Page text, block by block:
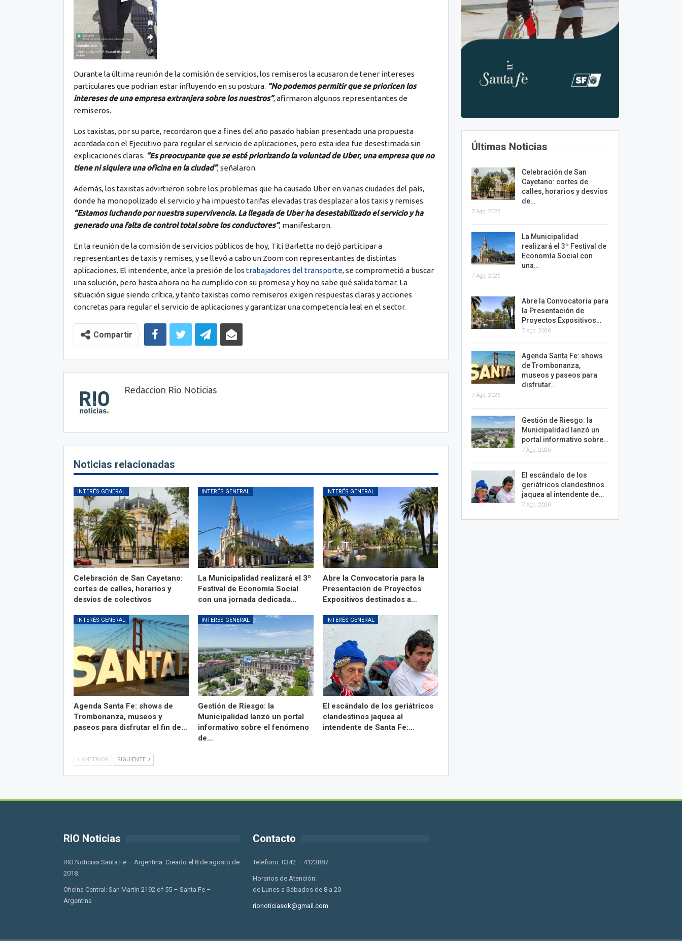
Durante la última reunión de la comisión de servicios, los remiseros la acusaron de tener intereses
particulares que podrían estar influyendo en su postura. “No podemos permitir que se prioricen los
intereses de una empresa extranjera sobre los nuestros”, afirmaron algunos representantes de
remiseros.
Los taxistas, por su parte, recordaron que a fines del año pasado habían presentado una propuesta
acordada con el Ejecutivo para regular el servicio de aplicaciones, pero esta idea fue desestimada sin
explicaciones claras. “Es preocupante que se esté priorizando la voluntad de Uber, una empresa que no
tiene ni siquiera una oficina en la ciudad”, señalaron.
Además, los taxistas advirtieron sobre los problemas que ha causado Uber en varias ciudades del país,
donde ha monopolizado el servicio y ha impuesto tarifas elevadas tras desplazar a los taxis y remises.
“Estamos luchando por nuestra supervivencia. La llegada de Uber ha desestabilizado el servicio y ha
generado una falta de control total sobre los conductores”, manifestaron.
En la reunión de la comisión de servicios públicos de hoy, Titi Barletta no dejó participar a
representantes de taxis y remises, y se llevó a cabo un Zoom con representantes de distintas
aplicaciones. El intendente, ante la presión de los trabajadores del transporte, se comprometió a buscar
una solución, pero hasta ahora no ha cumplido con su promesa y hoy no sabe qué salida tomar. La
situación sigue siendo crítica, y tanto taxistas como remiseros exigen respuestas claras y acciones
concretas para regular el servicio de aplicaciones y garantizar una competencia leal en el sector.
Compartir
Redaccion Rio Noticias
Noticias relacionadas
INTERÉS GENERAL
Celebración de San Cayetano:
cortes de calles, horarios y
desvíos de colectivos
INTERÉS GENERAL
La Municipalidad realizará el 3º
Festival de Economía Social
con una jornada dedicada…
INTERÉS GENERAL
Abre la Convocatoria para la
Presentación de Proyectos
Expositivos destinados a…
INTERÉS GENERAL
Agenda Santa Fe: shows de
Trombonanza, museos y
paseos para disfrutar el fin de…
INTERÉS GENERAL
Gestión de Riesgo: la
Municipalidad lanzó un portal
informativo sobre el fenómeno
de…
INTERÉS GENERAL
El escándalo de los geriátricos
clandestinos jaquea al
intendente de Santa Fe:…
ANTERIOR SIGUIENTE
Últimas Noticias
Celebración de San
Cayetano: cortes de
calles, horarios y desvíos
de…
7 Ago, 2026
La Municipalidad
realizará el 3º Festival de
Economía Social con
una…
7 Ago, 2026
Abre la Convocatoria para
la Presentación de
Proyectos Expositivos…
7 Ago, 2026
Agenda Santa Fe: shows
de Trombonanza,
museos y paseos para
disfrutar…
7 Ago, 2026
Gestión de Riesgo: la
Municipalidad lanzó un
portal informativo sobre…
7 Ago, 2026
El escándalo de los
geriátricos clandestinos
jaquea al intendente de…
7 Ago, 2026
RIO Noticias
RIO Noticias Santa Fe – Argentina. Creado el 8 de agosto de
2018.
Oficina Central: San Martin 2192 of 55 – Santa Fe –
Argentina
Contacto
Telefono: 0342 – 4123887
Horarios de Atención:
de Lunes a Sábados de 8 a 20
rionoticiasok@gmail.com